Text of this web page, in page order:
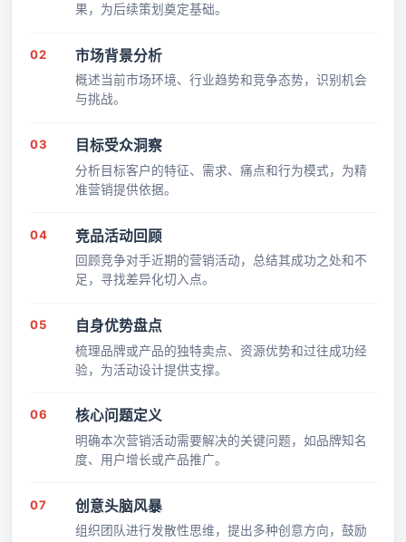
果，为后续策划奠定基础。
02 市场背景分析
概述当前市场环境、行业趋势和竞争态势，识别机会
与挑战。
03 目标受众洞察
分析目标客户的特征、需求、痛点和行为模式，为精
准营销提供依据。
04 竞品活动回顾
回顾竞争对手近期的营销活动，总结其成功之处和不
足，寻找差异化切入点。
05 自身优势盘点
梳理品牌或产品的独特卖点、资源优势和过往成功经
验，为活动设计提供支撑。
06 核心问题定义
明确本次营销活动需要解决的关键问题，如品牌知名
度、用户增长或产品推广。
07 创意头脑风暴
组织团队进行发散性思维，提出多种创意方向，鼓励